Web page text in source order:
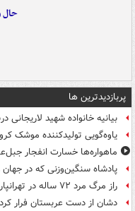
حال
پربازدیدترین ها
بیانیه خانواده شهید لاریجانی
یاوه‌گویی تولیدکننده موشک
ماهواره‌ها خسارت انفجار
پادشاه سنگین‌وزنی که در جهان
راز مرگ مرد ۷۲ ساله در تهرانپارس فاش شد
دشان از دست عربستان فرار کرد